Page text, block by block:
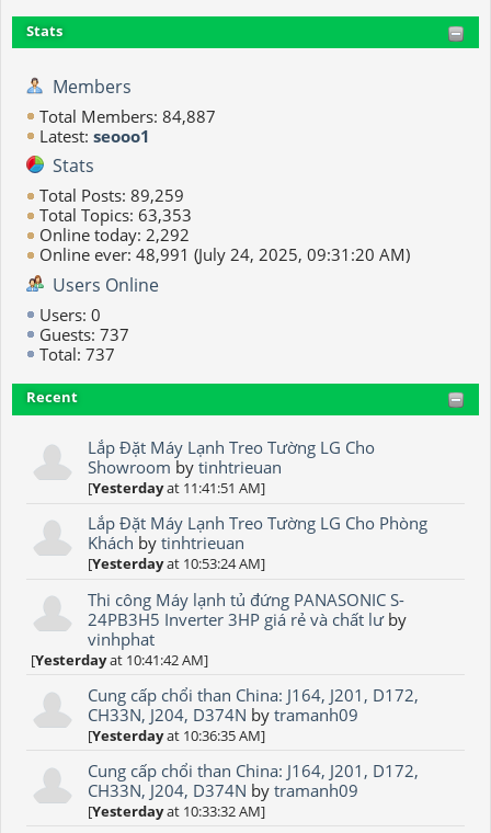
Stats
Members
Total Members: 84,887
Latest: seooo1
Stats
Total Posts: 89,259
Total Topics: 63,353
Online today: 2,292
Online ever: 48,991 (July 24, 2025, 09:31:20 AM)
Users Online
Users: 0
Guests: 737
Total: 737
Recent
Lắp Đặt Máy Lạnh Treo Tường LG Cho
Showroom bytinhtrieuan
[Yesterdayat 11:41:51 AM]
Lắp Đặt Máy Lạnh Treo Tường LG Cho Phòng
Khách bytinhtrieuan
[Yesterdayat 10:53:24 AM]
Thi công Máy lạnh tủ đứng PANASONIC S-
24PB3H5 Inverter 3HP giá rẻ và chất lưby
vinhphat
[Yesterdayat 10:41:42 AM]
Cung cấp chổi than China: J164, J201, D172,
CH33N, J204, D374N bytramanh09
[Yesterdayat 10:36:35 AM]
Cung cấp chổi than China: J164, J201, D172,
CH33N, J204, D374N bytramanh09
[Yesterdayat 10:33:32 AM]